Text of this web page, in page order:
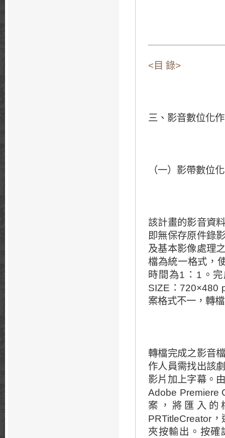
<目 錄>
三、影音數位化
（一）影帶數位
該計畫的影音資
即無保存原件錄
及基本影像處理
檔為統一格式，
時間為1：1。
SIZE：720×480
案格式不一，轉
轉檔完成之影音
作人員需找出該
影片加上字幕。
Adobe Premiere
案，將匯入的
PRTitleCreator
夾按輸出。按確